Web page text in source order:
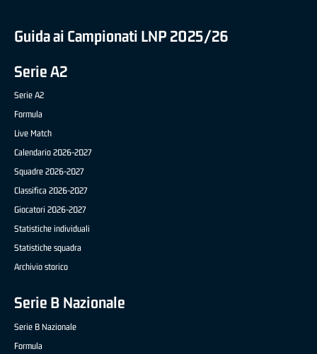
Guida ai Campionati LNP 2025/26
Serie A2
Serie A2
Formula
Live Match
Calendario 2026-2027
Squadre 2026-2027
Classifica 2026-2027
Giocatori 2026-2027
Statistiche individuali
Statistiche squadra
Archivio storico
Serie B Nazionale
Serie B Nazionale
Formula